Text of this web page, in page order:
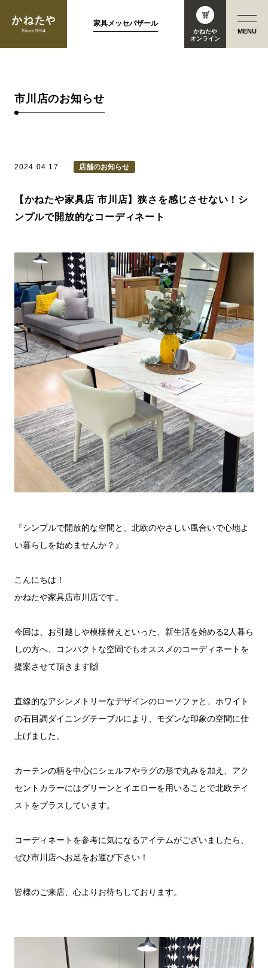
かねたや
オンライン
家具メッセバザール
MENU
市川店のお知らせ
2024.04.17 店舗のお知らせ
【かねたや家具店 市川店】狭さを感じさせない！シ
ンプルで開放的なコーディネート
『シンプルで開放的な空間と、北欧のやさしい風合いで心地よ
い暮らしを始めませんか？』
こんにちは！
かねたや家具店市川店です。
今回は、お引越しや模様替えといった、新生活を始める2人暮ら
しの方へ、コンパクトな空間でもオススメのコーディネートを
提案させて頂きます🙌
直線的なアシンメトリーなデザインのローソファと、ホワイト
の石目調ダイニングテーブルにより、モダンな印象の空間に仕
上げました。
カーテンの柄を中心にシェルフやラグの形で丸みを加え、アク
セントカラーにはグリーンとイエローを用いることで北欧テイ
ストをプラスしています。
コーディネートを参考に気になるアイテムがございましたら、
ぜひ市川店へお足をお運び下さい！
皆様のご来店、心よりお待ちしております。